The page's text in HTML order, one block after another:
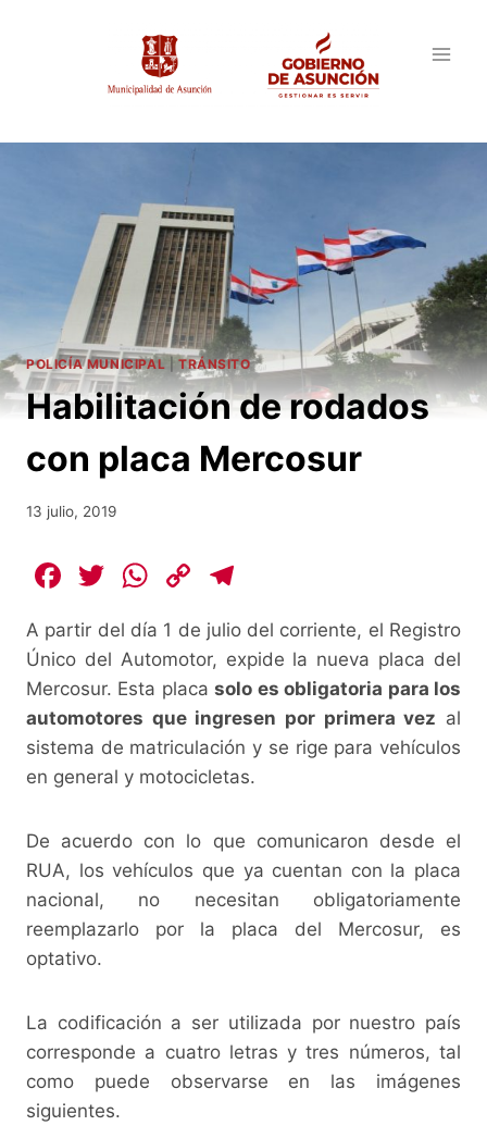
POLICÍA MUNICIPAL TRÁNSITO
Habilitación de rodados
con placa Mercosur
13 julio, 2019
F
c
e
b
o
o
T
itt
er
W
at
s
A
p
p
C
p
y
Li
n
k
e
gr
a
m
A partir del día 1 de julio del corriente, el Registro
Único del Automotor, expide la nueva placa del
Mercosur. Esta placasolo es obligatoria para los
automotores que ingresen por primera vez al
sistema de matriculación y se rige para vehículos
en general y motocicletas.
De acuerdo con lo que comunicaron desde el
RUA, los vehículos que ya cuentan con la placa
nacional, no necesitan obligatoriamente
reemplazarlo por la placa del Mercosur, es
optativo.
La codificación a ser utilizada por nuestro país
corresponde a cuatro letras y tres números, tal
como puede observarse en las imágenes
siguientes.